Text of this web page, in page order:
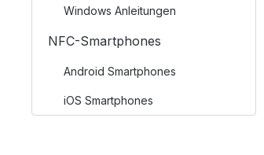
Windows Anleitungen
NFC-Smartphones
Android Smartphones
iOS Smartphones